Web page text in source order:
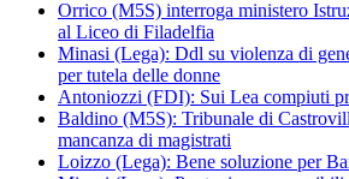
Orrico (M5S) interroga ministero
al Liceo di Filadelfia
Minasi (Lega): Ddl su violenza di
per tutela delle donne
Antoniozzi (FDI): Sui Lea compiuti
Baldino (M5S): Tribunale di
mancanza di magistrati
Loizzo (Lega): Bene soluzione per